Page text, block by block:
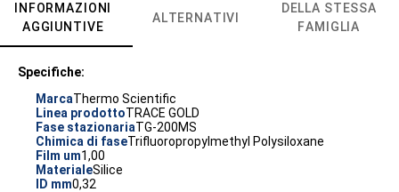
INFORMAZIONI
AGGIUNTIVE
ALTERNATIVI
DELLA STESSA
FAMIGLIA
Specifiche:
MarcaThermo Scientific
Linea prodottoTRACE GOLD
Fase stazionariaTG-200MS
Chimica di faseTrifluoropropylmethyl Polysiloxane
Film um1,00
MaterialeSilice
ID mm0,32